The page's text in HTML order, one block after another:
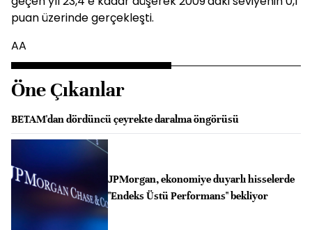
puan üzerinde gerçekleşti.
AA
Öne Çıkanlar
BETAM'dan dördüncü çeyrekte daralma öngörüsü
JPMorgan, ekonomiye duyarlı hisselerde
"Endeks Üstü Performans" bekliyor